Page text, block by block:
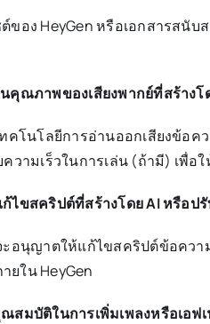
ต์ของ HeyGen หรือเอกสารสนั
คุณภาพของเสียงพากย์ที่สร้างโ
ทคโนโลยีการอ่านออกเสียงข้อ
ความเร็วในการเล่น (ถ้ามี) เพื่อ
ไขสคริปต์ที่สร้างโดย AI หรือป
ะอนุญาตให้แก้ไขสคริปต์ข้อควา
ยใน HeyGen
สมบัติในการเพิ่มเพลงหรือเอฟ